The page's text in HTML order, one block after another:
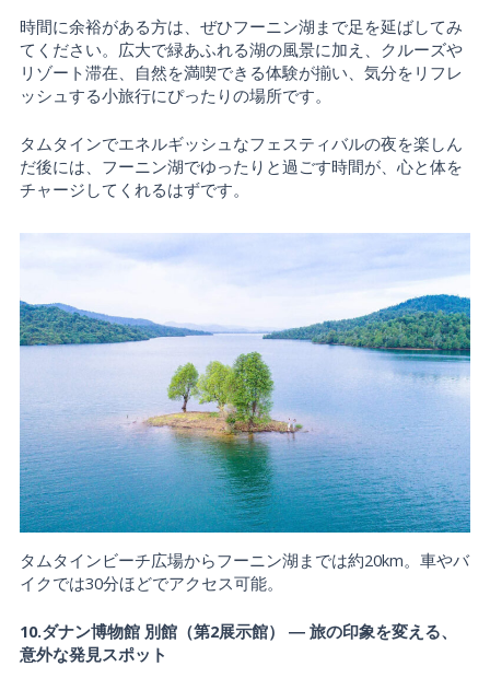
時間に余裕がある方は、ぜひフーニン湖まで足を延ばしてみ
てください。広大で緑あふれる湖の風景に加え、クルーズや
リゾート滞在、自然を満喫できる体験が揃い、気分をリフレ
ッシュする小旅行にぴったりの場所です。
タムタインでエネルギッシュなフェスティバルの夜を楽しん
だ後には、フーニン湖でゆったりと過ごす時間が、心と体を
チャージしてくれるはずです。
タムタインビーチ広場からフーニン湖までは約20km。車やバ
イクでは30分ほどでアクセス可能。
10.ダナン博物館 別館（第2展示館） ― 旅の印象を変える、
意外な発見スポット